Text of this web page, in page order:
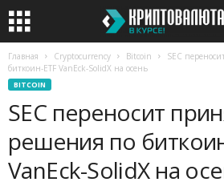
Главная Cryptocurrency Bitcoin
SEC
биткоин-ETF VanEck-SolidX на осень
BITCOIN
SEC переносит
решения по
VanEck-SolidX на